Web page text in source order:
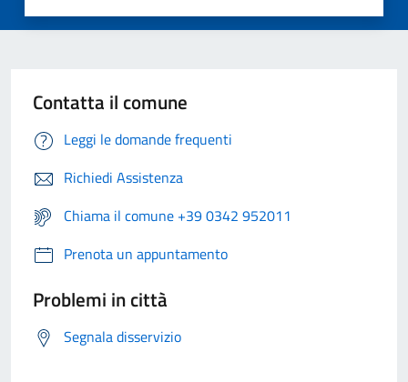
Contatta il comune
Leggi le domande frequenti
Richiedi Assistenza
Chiama il comune +39 0342 952011
Prenota un appuntamento
Problemi in città
Segnala disservizio